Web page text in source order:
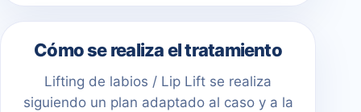
Cómo se realiza el tratamiento
Lifting de labios / Lip Lift se realiza
siguiendo un plan adaptado al caso y a la